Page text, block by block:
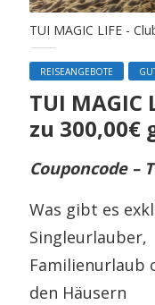
TUI MAGIC LIFE -
REISEANGEBOTE
TUI MAGIC
zu 300,00€
Couponcode –
Was gibt es
Singleurlauber,
Familienurlaub
den Häusern